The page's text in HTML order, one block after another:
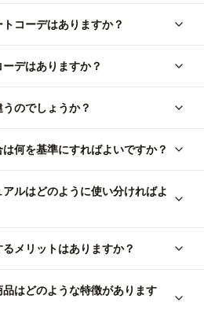
コーデはありますか？
デはありますか？
のでしょうか？
何を基準にすればよいですか？
ルはどのように使い分ければよ
メリットはありますか？
はどのような特徴があります